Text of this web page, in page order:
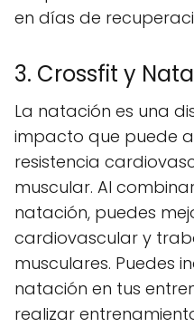
en días de
3. Crossfit y
La natación es una
impacto que puede
resistencia
muscular. Al
natación, puedes
cardiovascular y
musculares. Puedes
natación en tus
realizar